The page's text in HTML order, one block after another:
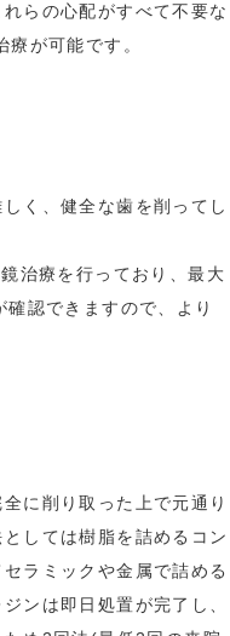
らの心配がすべて不要な
が可能です。
く、健全な歯を削ってし
治療を行っており、最大
認できますので、より
に削り取った上で元通り
しては樹脂を詰めるコン
ラミックや金属で詰める
ンは即日処置が完了し、